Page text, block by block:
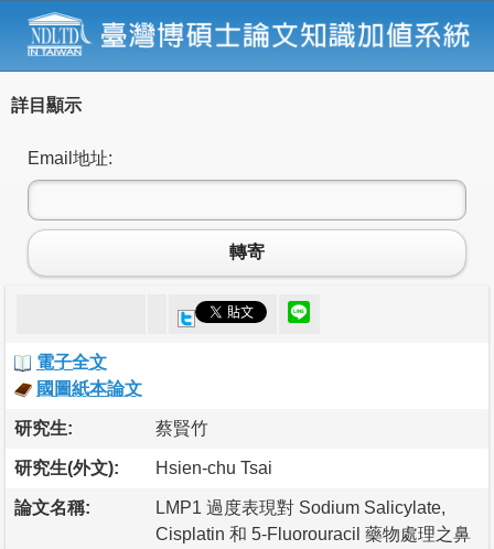
詳目顯示
Email地址:
轉寄
電子全文
國圖紙本論文
研究生: 蔡賢竹
研究生(外文): Hsien-chu Tsai
論文名稱:
LMP1 過度表現對 Sodium Salicylate,
Cisplatin 和 5-Fluorouracil 藥物處理之鼻